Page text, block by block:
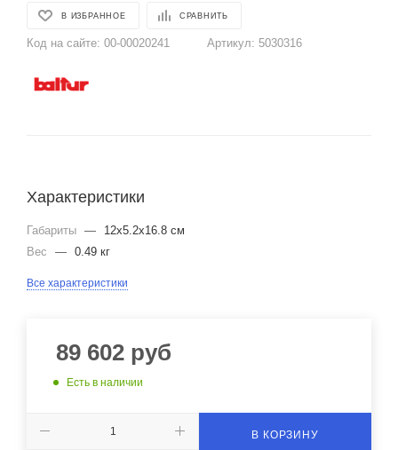
В ИЗБРАННОЕ СРАВНИТЬ
Код на сайте: 00-00020241 Артикул: 5030316
Характеристики
Габариты —
12x5.2x16.8 см
Вес
— 0.49 кг
Все характеристики
89 602 руб
Есть в наличии
В КОРЗИНУ